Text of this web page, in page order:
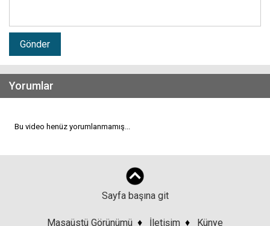
Gönder
Yorumlar
Bu video henüz yorumlanmamış...
Sayfa başına git
Masaüstü Görünümü ♦ İletişim ♦ Künye